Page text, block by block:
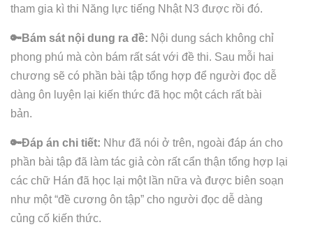
tham gia kì thi Năng lực tiếng Nhật N3 được rồi đó.
🔑Bám sát nội dung ra đề: Nội dung sách không chỉ
phong phú mà còn bám rất sát với đề thi. Sau mỗi hai
chương sẽ có phần bài tập tổng hợp để người đọc dễ
dàng ôn luyện lại kiến thức đã học một cách rất bài
bản.
🔑Đáp án chi tiết: Như đã nói ở trên, ngoài đáp án cho
phần bài tập đã làm tác giả còn rất cẩn thận tổng hợp lại
các chữ Hán đã học lại một lần nữa và được biên soạn
như một “đề cương ôn tập” cho người đọc dễ dàng
củng cố kiến thức.